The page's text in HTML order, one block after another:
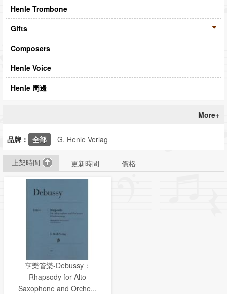
Henle Trombone
Gifts
Composers
Henle Voice
Henle 周邊
More+
品牌： 全部 G. Henle Verlag
上架時間 更新時間 價格
亨樂管樂-Debussy：
Rhapsody for Alto
Saxophone and Orche...